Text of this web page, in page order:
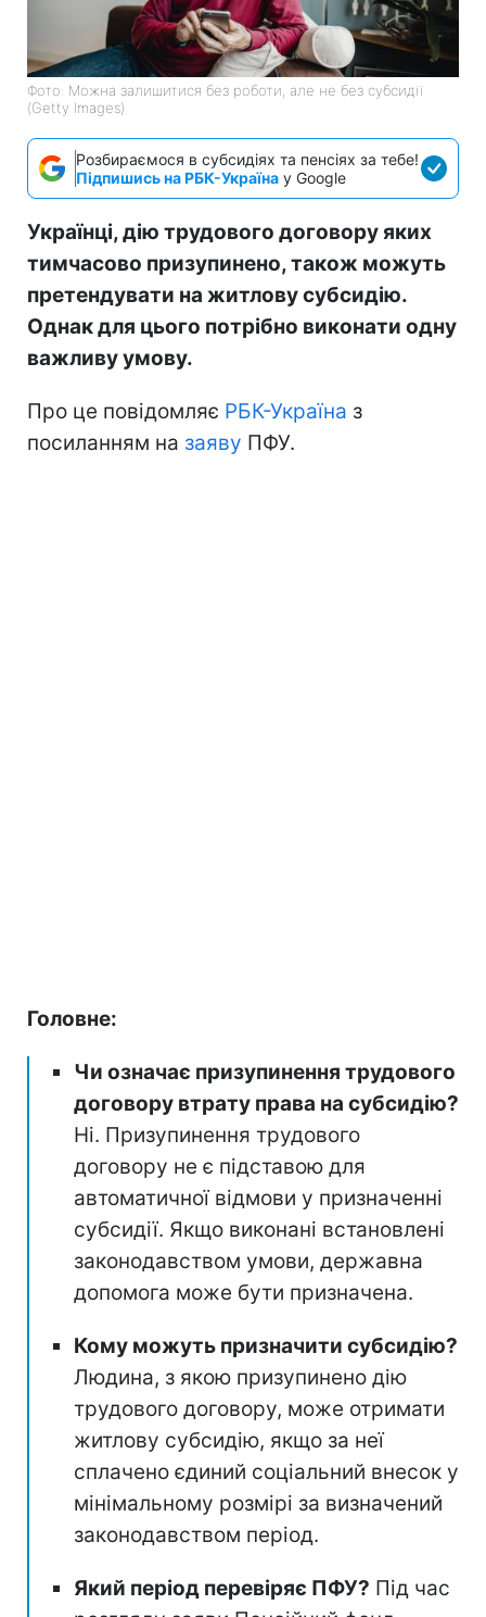
Фото: Можна залишитися без роботи, але не без субсидії
(Getty Images)
Розбираємося в субсидіях та пенсіях за тебе!
Підпишись на РБК-Україна у Google
Українці, дію трудового договору яких
тимчасово призупинено, також можуть
претендувати на житлову субсидію.
Однак для цього потрібно виконати одну
важливу умову.
Про це повідомляє РБК-Україна з
посиланням на заяву ПФУ.
Головне:
Чи означає призупинення трудового
договору втрату права на субсидію?
Ні. Призупинення трудового
договору не є підставою для
автоматичної відмови у призначенні
субсидії. Якщо виконані встановлені
законодавством умови, державна
допомога може бути призначена.
Кому можуть призначити субсидію?
Людина, з якою призупинено дію
трудового договору, може отримати
житлову субсидію, якщо за неї
сплачено єдиний соціальний внесок у
мінімальному розмірі за визначений
законодавством період.
Який період перевіряє ПФУ? Під час